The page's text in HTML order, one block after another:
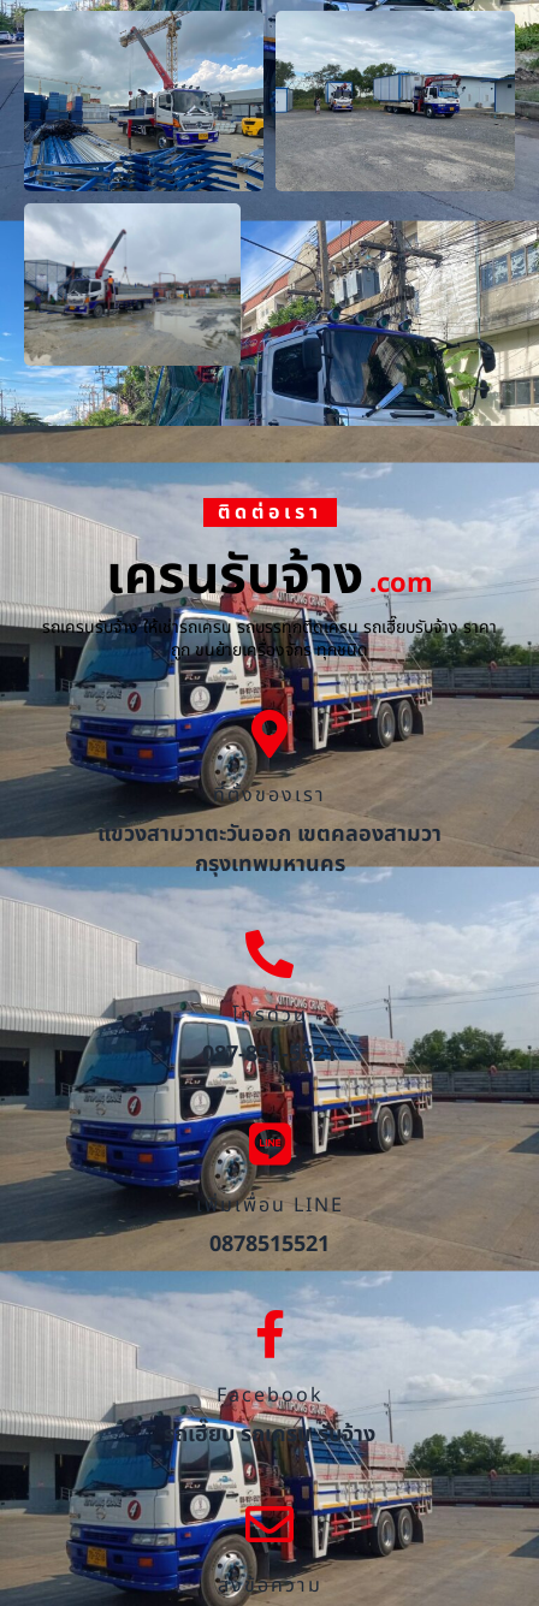
ติดต่อเรา
เครนรับจ้าง.com
รถเครนรับจ้าง ให้เช่ารถเครน รถบรรทุกติดเครน รถเฮี๊ยบรับจ้าง ราคา
ถูก ขนย้ายเครื่องจักร ทุกชนิด
ที่ตั้งของเรา
แขวงสามวาตะวันออก เขตคลองสามวา
กรุงเทพมหานคร
โทรด่วน
087-851-5521
เพิ่มเพื่อน LINE
0878515521
Facebook
รถเฮี๊ยบ รถเครน รับจ้าง
ส่งข้อความ